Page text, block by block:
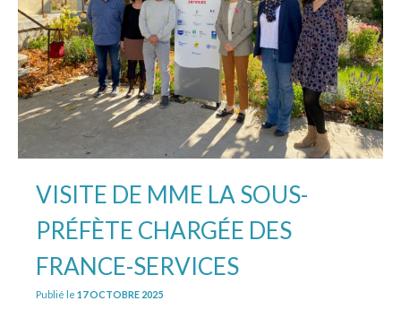
VISITE DE MME LA SOUS-
PRÉFÈTE CHARGÉE DES
FRANCE-SERVICES
Publié le 17 OCTOBRE 2025